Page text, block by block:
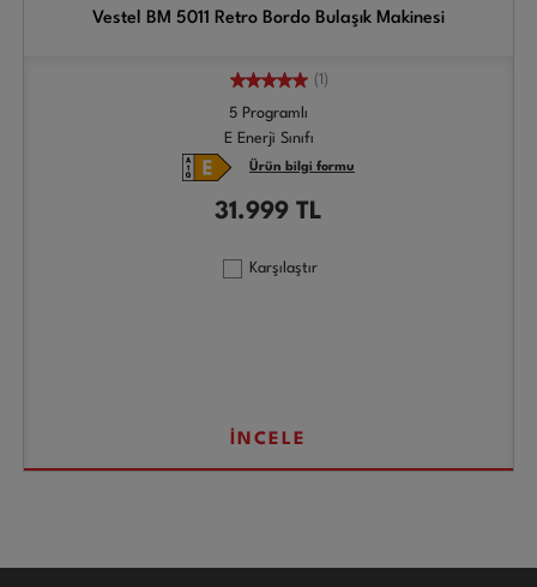
Vestel BM 5011 Retro Bordo Bulaşık Makinesi
(1)
5 Programlı
E Enerji Sınıfı
Ürün bilgi formu
31.999 TL
Karşılaştır
İNCELE